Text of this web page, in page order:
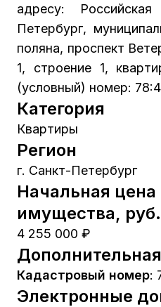
адресу:
Петербург,
поляна, проспект
1, строение 1,
(условный) номер:
Категория
Квартиры
Регион
г. Санкт-Петербург
Начальная
имущества, руб.
4 255 000 ₽
Кадастровый номер:
Электронные